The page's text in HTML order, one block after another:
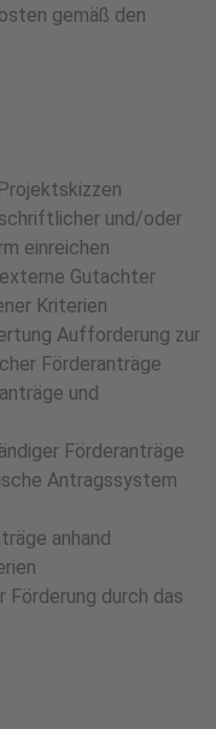
gemäß den
und/oder
einreichen
Gutachter
Kriterien
Aufforderung zur
Förderanträge
und
Förderanträge
Antragssystem
anhand
Förderung durch das